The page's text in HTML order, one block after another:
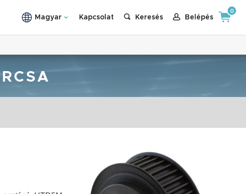
Magyar Kapcsolat Keresés Belépés
0